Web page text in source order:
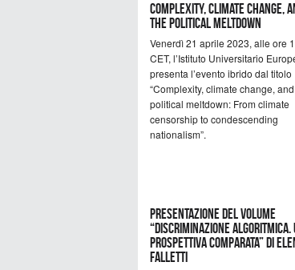
Complexity, climate change,
the political meltdown
Venerdì 21 aprile 2023, alle ore
CET, l’Istituto Universitario
presenta l’evento ibrido dal titolo
“Complexity, climate change,
political meltdown: From climate
censorship to condescending
nationalism”.
Presentazione del volume
“Discriminazione algoritmica.
prospettiva comparata” di
Falletti